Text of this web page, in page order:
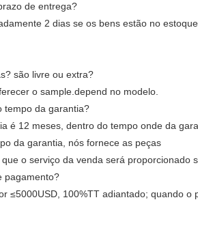
de entrega?
2 dias se os bens estão no
são livre ou extra?
o sample.depend no modelo.
tempo da garantia?
é 12 meses, dentro do tempo onde da
da garantia, nós fornece as peças
o serviço da venda será proporcionado
pagamento?
≤5000USD, 100%TT adiantado; quando